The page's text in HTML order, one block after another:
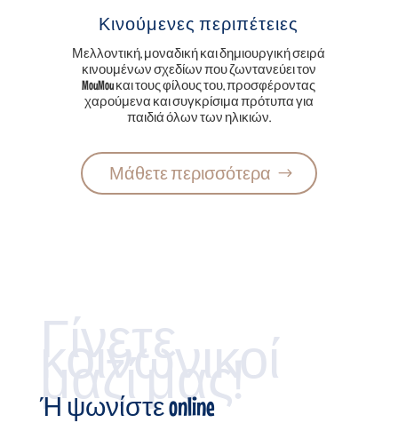
Κινούμενες περιπέτειες
Μελλοντική, μοναδική και δημιουργική σειρά
κινουμένων σχεδίων που ζωντανεύει τον
MouMou και τους φίλους του, προσφέροντας
χαρούμενα και συγκρίσιμα πρότυπα για
παιδιά όλων των ηλικιών.
Μάθετε περισσότερα
Γίνετε
κοινωνικοί
μαζί μας!
Ή ψωνίστε online